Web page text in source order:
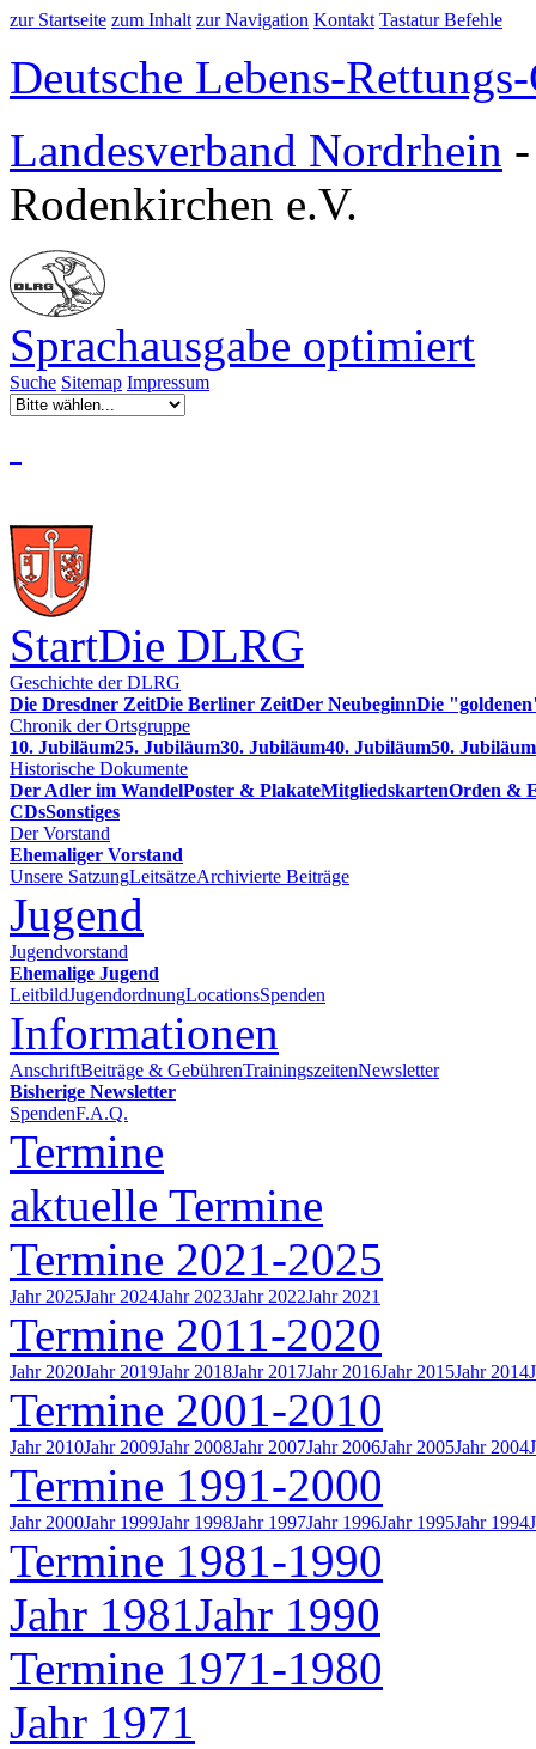
zur Startseite zum Inhalt zur Navigation Kontakt Tastatur Befehle
Deutsche Lebens-
Landesverband Nordrhein
Rodenkirchen e.V.
Sprachausgabe optimiert
Suche Sitemap Impressum
StartDie DLRG
Geschichte der DLRG
Die Dresdner ZeitDie Berliner ZeitDer NeubeginnDie
Chronik der Ortsgruppe
10. Jubiläum25. Jubiläum30. Jubiläum40. Jubiläum50. Jubiläum
Historische Dokumente
Der Adler im WandelPoster & PlakateMitgliedskartenOrden &
CDsSonstiges
Der Vorstand
Ehemaliger Vorstand
Unsere SatzungLeitsätzeArchivierte Beiträge
Jugend
Jugendvorstand
Ehemalige Jugend
LeitbildJugendordnungLocationsSpenden
Informationen
AnschriftBeiträge & GebührenTrainingszeitenNewsletter
Bisherige Newsletter
SpendenF.A.Q.
Termine
aktuelle Termine
Termine 2021-2025
Jahr 2025Jahr 2024Jahr 2023Jahr 2022Jahr 2021
Termine 2011-2020
Jahr 2020Jahr 2019Jahr 2018Jahr 2017Jahr 2016Jahr 2015Jahr 2014
Termine 2001-2010
Jahr 2010Jahr 2009Jahr 2008Jahr 2007Jahr 2006Jahr 2005Jahr 2004
Termine 1991-2000
Jahr 2000Jahr 1999Jahr 1998Jahr 1997Jahr 1996Jahr 1995Jahr 1994
Termine 1981-1990
Jahr 1981Jahr 1990
Termine 1971-1980
Jahr 1971